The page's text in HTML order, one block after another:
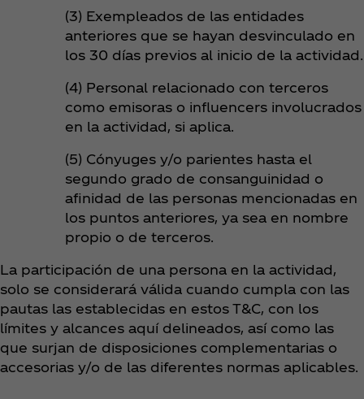
(3) Exempleados de las entidades
anteriores que se hayan desvinculado en
los 30 días previos al inicio de la actividad.
(4) Personal relacionado con terceros
como emisoras o influencers involucrados
en la actividad, si aplica.
(5) Cónyuges y/o parientes hasta el
segundo grado de consanguinidad o
afinidad de las personas mencionadas en
los puntos anteriores, ya sea en nombre
propio o de terceros.
La participación de una persona en la actividad,
solo se considerará válida cuando cumpla con las
pautas las establecidas en estos T&C, con los
límites y alcances aquí delineados, así como las
que surjan de disposiciones complementarias o
accesorias y/o de las diferentes normas aplicables.